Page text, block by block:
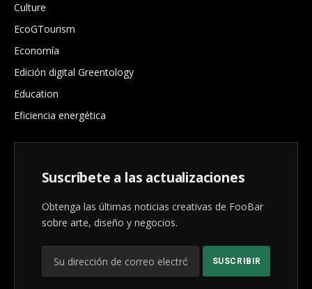
Culture
EcoGTourism
Economía
Edición digital Greentology
Education
Eficiencia energética
Suscríbete a las actualizaciones
Obtenga las últimas noticias creativas de FooBar
sobre arte, diseño y negocios.